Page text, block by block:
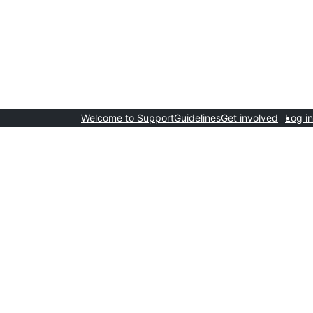
Welcome to SupportGuidelinesGet involved Log in